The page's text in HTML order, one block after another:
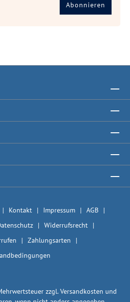
Abonnieren
Kontakt Impressum
AGB
Widerrufsrecht
Zahlungsarten
zzgl.Versandkosten und